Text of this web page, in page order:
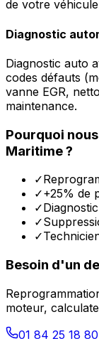
de votre
Diagnostic
Diagnostic auto
codes défauts
vanne EGR,
maintenance.
Pourquoi
Maritime?
✓
✓+25% de
✓
✓
✓
Besoin d'un
moteur,
01 84 25 18 80